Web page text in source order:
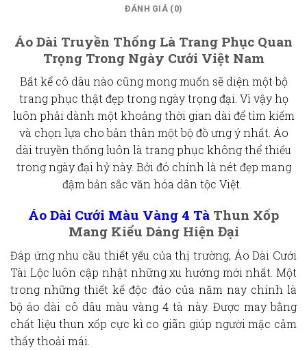
ĐÁNH GIÁ (0)
Áo Dài Truyền Thống Là Trang Phục Quan
Trọng Trong Ngày Cưới Việt Nam
Bất kể cô dâu nào cũng mong muốn sẽ diện một bộ
trang phục thật đẹp trong ngày trọng đại. Vì vậy họ
luôn phải dành một khoảng thời gian dài để tìm kiếm
và chọn lựa cho bản thân một bộ đồ ưng ý nhất. Áo
dài truyền thống luôn là trang phục không thể thiếu
trong ngày đại hỷ này. Bởi đó chính là nét đẹp mang
đậm bản sắc văn hóa dân tộc Việt.
Áo Dài Cưới Màu Vàng 4 Tà Thun Xốp
Mang Kiểu Dáng Hiện Đại
Đáp ứng nhu cầu thiết yếu của thị trường, Áo Dài Cưới
Tài Lộc luôn cập nhật những xu hướng mới nhất. Một
trong những thiết kế độc đáo của năm nay chính là
bộ áo dài cô dâu màu vàng 4 tà này. Được may bằng
chất liệu thun xốp cực kì co giãn giúp người mặc cảm
thấy thoải mái.